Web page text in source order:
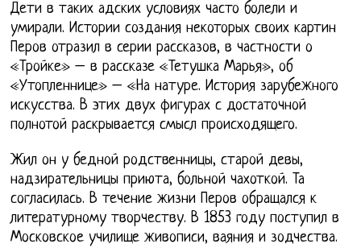
Дети в таких адских условиях часто болели и
умирали. Истории создания некоторых своих картин
Перов отразил в серии рассказов, в частности о
«Тройке» – в рассказе «Тетушка Марья», об
«Утопленнице» – «На натуре. История зарубежного
искусства. В этих двух фигурах с достаточной
полнотой раскрывается смысл происходящего.
Жил он у бедной родственницы, старой девы,
надзирательницы приюта, больной чахоткой. Та
согласилась. В течение жизни Перов обращался к
литературному творчеству. В 1853 году поступил в
Московское училище живописи, ваяния и зодчества.